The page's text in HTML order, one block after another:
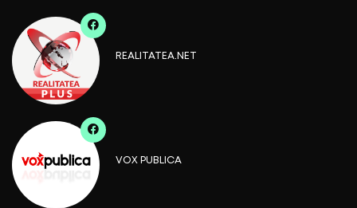
REALITATEA.NET
VOX PUBLICA